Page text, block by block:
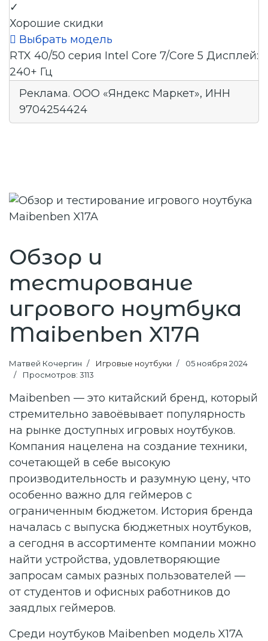
✓
Хорошие скидки
 Выбрать модель
RTX 40/50 серия Intel Core 7/Core 5 Дисплей:
240+ Гц
Реклама. ООО «Яндекс Маркет», ИНН
9704254424
Обзор и
тестирование
игрового ноутбука
Maibenben X17A
Матвей Кочергин Игровые ноутбуки
05 ноября 2024
Просмотров: 3113
Maibenben — это китайский бренд, который
стремительно завоёвывает популярность
на рынке доступных игровых ноутбуков.
Компания нацелена на создание техники,
сочетающей в себе высокую
производительность и разумную цену, что
особенно важно для геймеров с
ограниченным бюджетом. История бренда
началась с выпуска бюджетных ноутбуков,
а сегодня в ассортименте компании можно
найти устройства, удовлетворяющие
запросам самых разных пользователей —
от студентов и офисных работников до
заядлых геймеров.
Среди ноутбуков Maibenben модель X17A